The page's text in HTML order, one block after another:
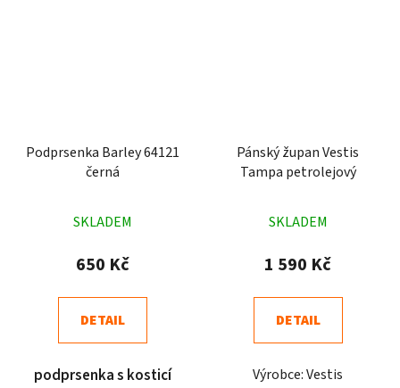
Podprsenka Barley 64121
černá
hodnocení
produktu
4,7
z
hvězdiček.
SKLADEM
650 Kč
DETAIL
podprsenka s kosticí
Pánský župan Vestis
Tampa petrolejový
hodnocení
produktu
4,6
z
hvězdiček.
SKLADEM
1 590 Kč
DETAIL
Výrobce: Vestis